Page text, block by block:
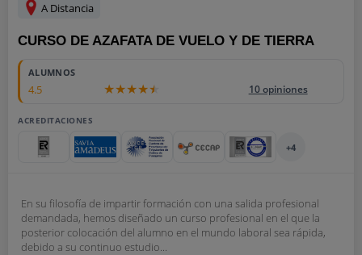
A Distancia
CURSO DE AZAFATA DE VUELO Y DE TIERRA
ALUMNOS
4.5 10 opiniones
ACREDITACIONES
+4
En su filosofía de impartir formación con una salida profesional
demandada, hemos diseñado un curso profesional en el que la
posterior colocación del alumno en el mundo laboral sea rápida,
debido a su continuo estudio...